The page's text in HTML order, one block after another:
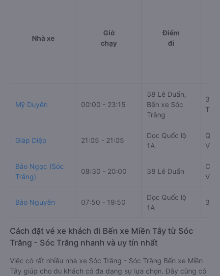
Nhà xe
Giờ
chạy
Điểm
đi
Mỹ Duyên 00:00 - 23:15
38 Lê Duẩn,
Bến xe Sóc
Trăng
395
Giáp Diệp 21:05 - 21:05
Dọc Quốc lộ
1A
Bảo Ngọc (Sóc
Trăng)
08:30 - 20:00 38 Lê Duẩn
Bảo Nguyên 07:50 - 19:50
Dọc Quốc lộ
1A
395
Cách đặt vé xe khách đi Bến xe Miền Tây từ Sóc
Trăng - Sóc Trăng nhanh và uy tín nhất
Việc có rất nhiều nhà xe Sóc Trăng - Sóc Trăng Bến xe Miền
Tây giúp cho du khách có đa dạng sự lựa chọn. Đây cũng có